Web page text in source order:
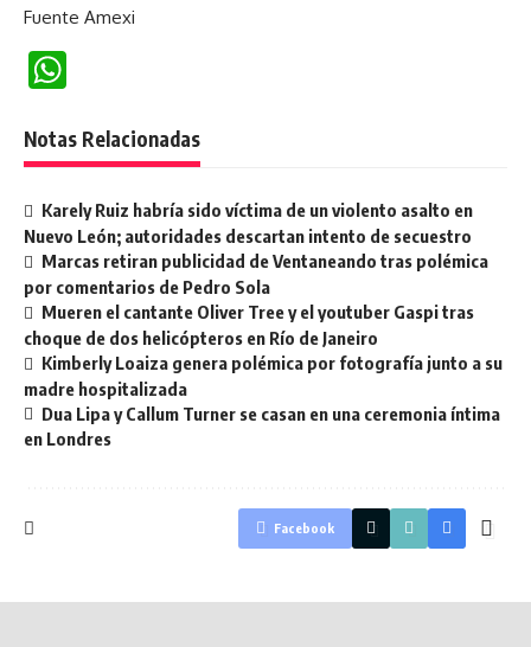
Fuente Amexi
Notas Relacionadas
Karely Ruiz habría sido víctima de un violento asalto en
Nuevo León; autoridades descartan intento de secuestro
Marcas retiran publicidad de Ventaneando tras polémica
por comentarios de Pedro Sola
Mueren el cantante Oliver Tree y el youtuber Gaspi tras
choque de dos helicópteros en Río de Janeiro
Kimberly Loaiza genera polémica por fotografía junto a su
madre hospitalizada
Dua Lipa y Callum Turner se casan en una ceremonia íntima
en Londres
Facebook